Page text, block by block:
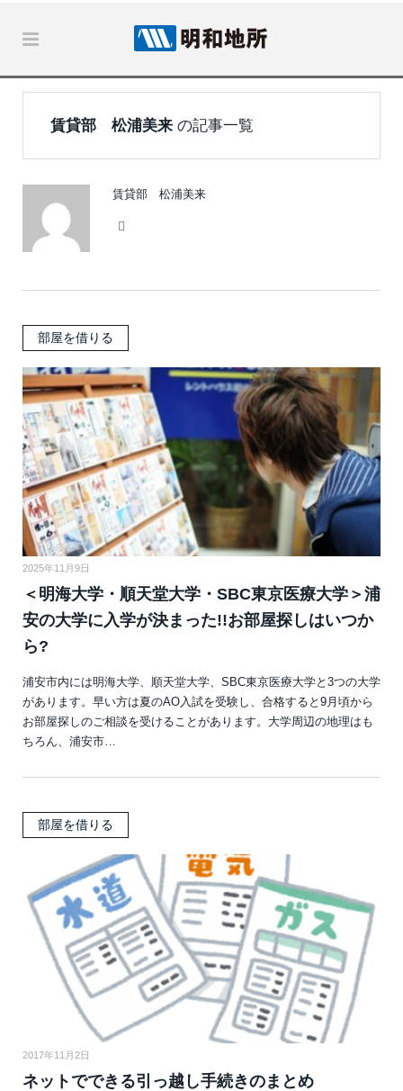
賃貸部 松浦美来 の記事一覧
賃貸部 松浦美来
部屋を借りる
2025年11月9日
＜明海大学・順天堂大学・SBC東京医療大学＞浦
安の大学に入学が決まった!!お部屋探しはいつか
ら?
浦安市内には明海大学、順天堂大学、SBC東京医療大学と3つの大学
があります。早い方は夏のAO入試を受験し、合格すると9月頃から
お部屋探しのご相談を受けることがあります。大学周辺の地理はも
ちろん、浦安市…
部屋を借りる
2017年11月2日
ネットでできる引っ越し手続きのまとめ